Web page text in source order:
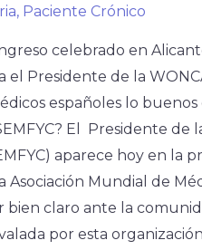
, Paciente Crónico
celebrado en
el Presidente de la
españoles lo
El Presidente de
aparece hoy en la
Asociación Mundial de
bien claro ante la
por esta